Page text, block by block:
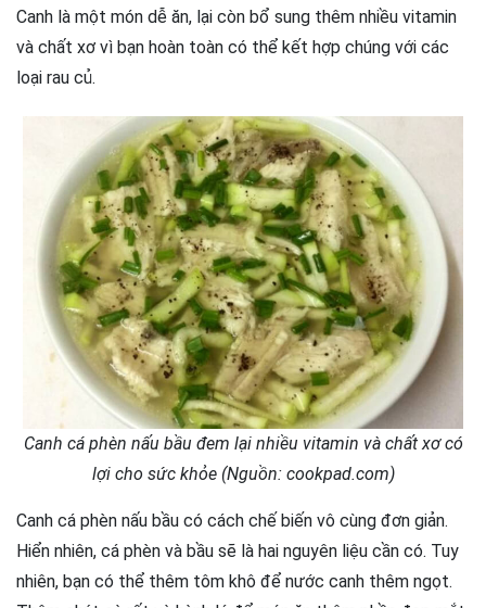
Canh là một món dễ ăn, lại còn bổ sung thêm nhiều vitamin
và chất xơ vì bạn hoàn toàn có thể kết hợp chúng với các
loại rau củ.
Canh cá phèn nấu bầu đem lại nhiều vitamin và chất xơ có
lợi cho sức khỏe (Nguồn: cookpad.com)
Canh cá phèn nấu bầu có cách chế biến vô cùng đơn giản.
Hiển nhiên, cá phèn và bầu sẽ là hai nguyên liệu cần có. Tuy
nhiên, bạn có thể thêm tôm khô để nước canh thêm ngọt.